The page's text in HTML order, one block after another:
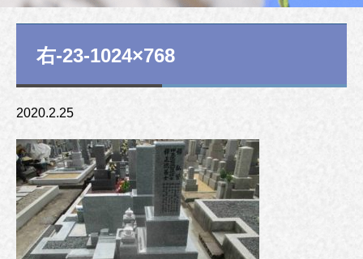
右-23-1024×768
2020.2.25